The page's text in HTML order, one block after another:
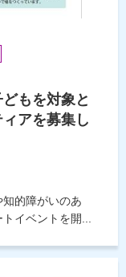
もを対象と
アを募集し
的障がいのあ
イベントを開...